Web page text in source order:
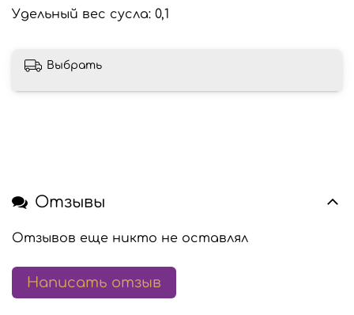
Удельный вес сусла: 0,1
Выбрать
Отзывы
Отзывов еще никто не оставлял
Написать отзыв